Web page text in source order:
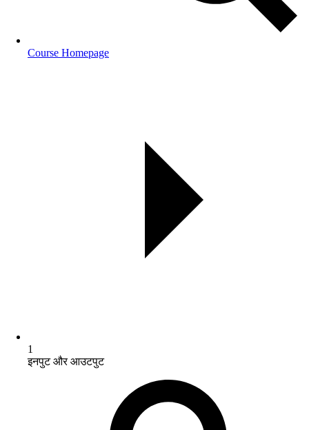
Course Homepage
1
इनपुट और आउटपुट